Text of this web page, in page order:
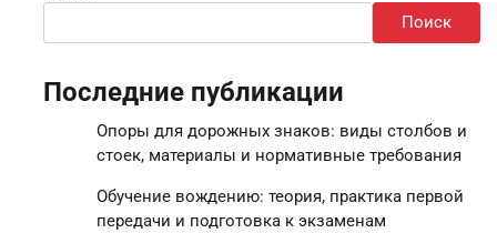
Поиск
Последние публикации
Опоры для дорожных знаков: виды столбов и
стоек, материалы и нормативные требования
Обучение вождению: теория, практика первой
передачи и подготовка к экзаменам